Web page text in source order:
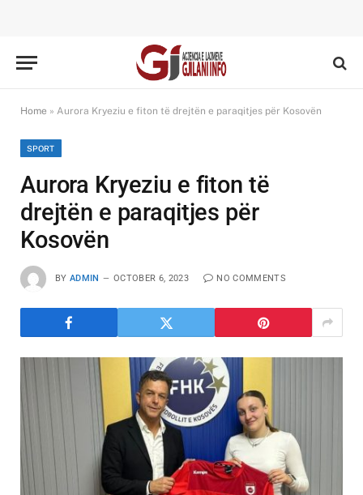
Home » Aurora Kryeziu e fiton të drejtën e paraqitjes për Kosovën
SPORT
Aurora Kryeziu e fiton të
drejtën e paraqitjes për
Kosovën
BY ADMIN OCTOBER 6, 2023 NO COMMENTS